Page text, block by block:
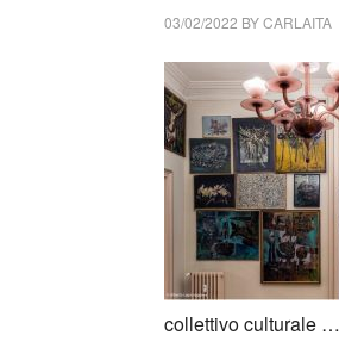
03/02/2022 BYCARLAITA
collettivo culturale …